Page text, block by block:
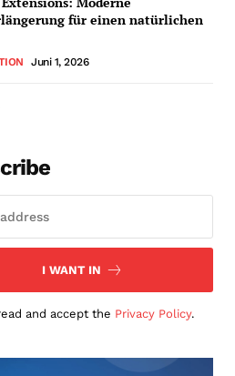
für einen natürlichen
Juni 1, 2026
I WANT IN
and accept the Privacy Policy.